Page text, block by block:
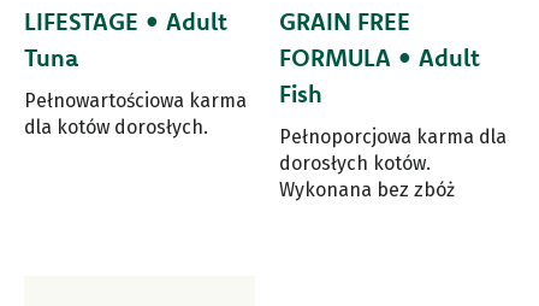
LIFESTAGE • Adult
Tuna
Pełnowartościowa karma
dla kotów dorosłych.
GRAIN FREE
FORMULA • Adult
Fish
Pełnoporcjowa karma dla
dorosłych kotów.
Wykonana bez zbóż